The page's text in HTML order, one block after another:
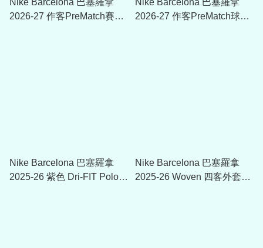
2026-27 作客PreMatch賽前
2026-27 作客PreMatch球衣
Nike Barcelona 巴塞羅拿
2025-26 紫色 Dri-FIT Polo
Nike Barcelona 巴塞羅拿
2025-26 Woven 四客外套